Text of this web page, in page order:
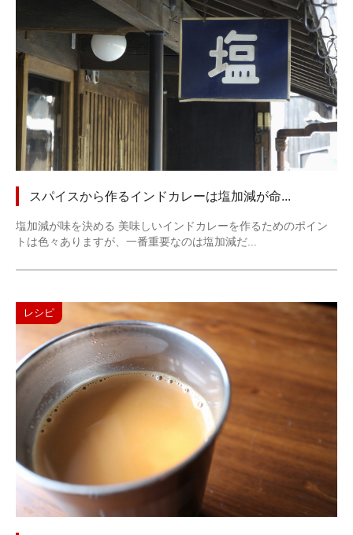
スパイスから作るインドカレーは塩加減が命...
塩加減が味を決める 美味しいインドカレーを作るためのポイン
トは色々ありますが、一番重要なのは塩加減だ...
レシピ